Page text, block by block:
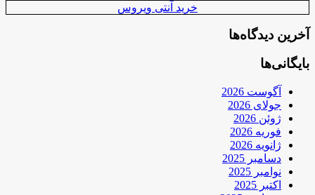
خرید آنتی ویروس
آخرین دیدگاه‌ها
بایگانی‌ها
آگوست 2026
جولای 2026
ژوئن 2026
فوریه 2026
ژانویه 2026
دسامبر 2025
نوامبر 2025
اکتبر 2025